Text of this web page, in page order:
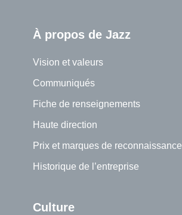
À propos de Jazz
Vision et valeurs
Communiqués
Fiche de renseignements
Haute direction
Prix et marques de reconnaissance
Historique de l’entreprise
Culture